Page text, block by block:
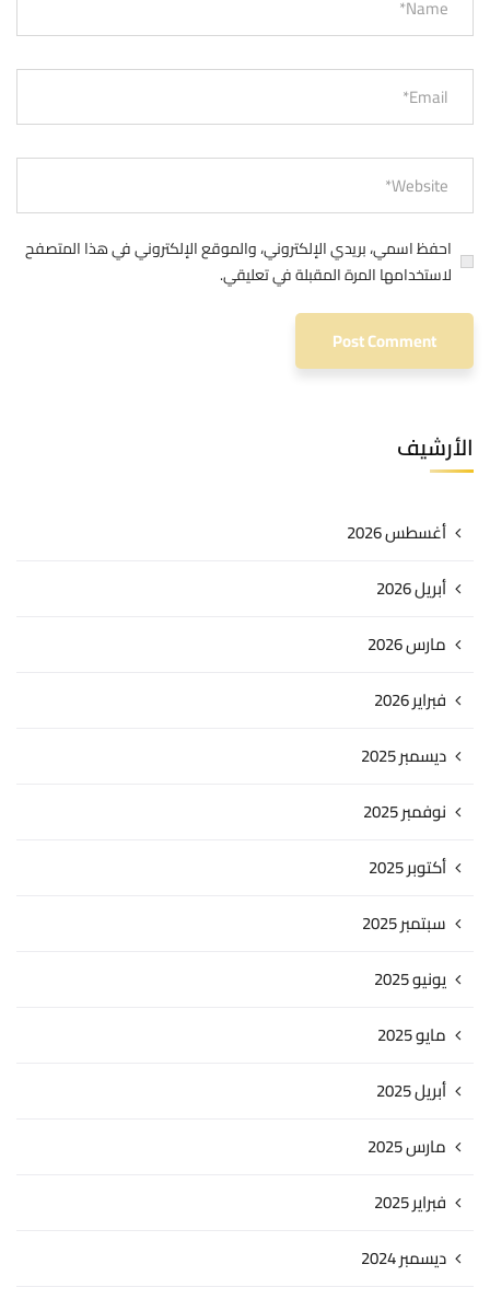
احفظ اسمي، بريدي الإلكتروني، والموقع الإلكتروني في هذا المتصفح
لاستخدامها المرة المقبلة في تعليقي.
الأرشيف
أغسطس 2026
أبريل 2026
مارس 2026
فبراير 2026
ديسمبر 2025
نوفمبر 2025
أكتوبر 2025
سبتمبر 2025
يونيو 2025
مايو 2025
أبريل 2025
مارس 2025
فبراير 2025
ديسمبر 2024